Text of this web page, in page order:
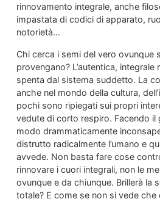
rinnovamento integrale, anche
impastata di codici di apparato,
notorietà…
Chi cerca i semi del vero ovunque
provengano? L’autentica, integrale
spenta dal sistema suddetto. La
anche nel mondo della cultura,
pochi sono ripiegati sui propri
vedute di corto respiro. Facendo il
modo drammaticamente
distrutto radicalmente l’umano e
avvede. Non basta fare cose
rinnovare i cuori integrali, non le
ovunque e da chiunque. Brillerà la
totale? E come se non si vede che